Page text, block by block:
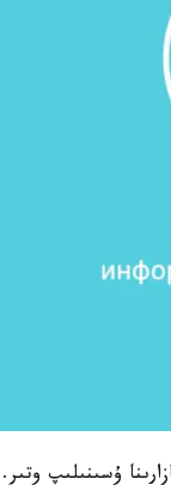
ۇسىنىلىپ وتىر.